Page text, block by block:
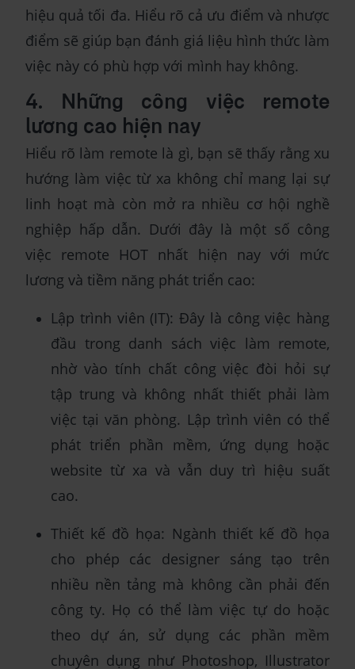
hiệu quả tối đa. Hiểu rõ cả ưu điểm và nhược
điểm sẽ giúp bạn đánh giá liệu hình thức làm
việc này có phù hợp với mình hay không.
4. Những công việc remote
lương cao hiện nay
Hiểu rõ làm remote là gì, bạn sẽ thấy rằng xu
hướng làm việc từ xa không chỉ mang lại sự
linh hoạt mà còn mở ra nhiều cơ hội nghề
nghiệp hấp dẫn. Dưới đây là một số công
việc remote HOT nhất hiện nay với mức
lương và tiềm năng phát triển cao:
Lập trình viên (IT): Đây là công việc hàng
đầu trong danh sách việc làm remote,
nhờ vào tính chất công việc đòi hỏi sự
tập trung và không nhất thiết phải làm
việc tại văn phòng. Lập trình viên có thể
phát triển phần mềm, ứng dụng hoặc
website từ xa và vẫn duy trì hiệu suất
cao.
Thiết kế đồ họa: Ngành thiết kế đồ họa
cho phép các designer sáng tạo trên
nhiều nền tảng mà không cần phải đến
công ty. Họ có thể làm việc tự do hoặc
theo dự án, sử dụng các phần mềm
chuyên dụng như Photoshop, Illustrator